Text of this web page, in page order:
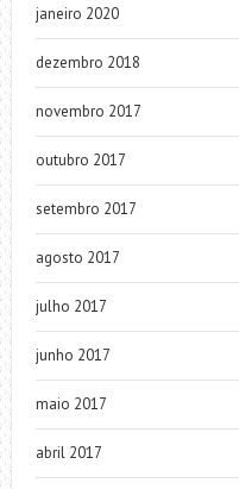
janeiro 2020
dezembro 2018
novembro 2017
outubro 2017
setembro 2017
agosto 2017
julho 2017
junho 2017
maio 2017
abril 2017